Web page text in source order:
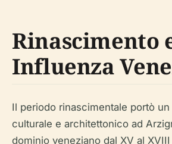
Rinascimento
Influenza
Il periodo rinascimentale portò
culturale e architettonico ad
dominio veneziano dal XV al